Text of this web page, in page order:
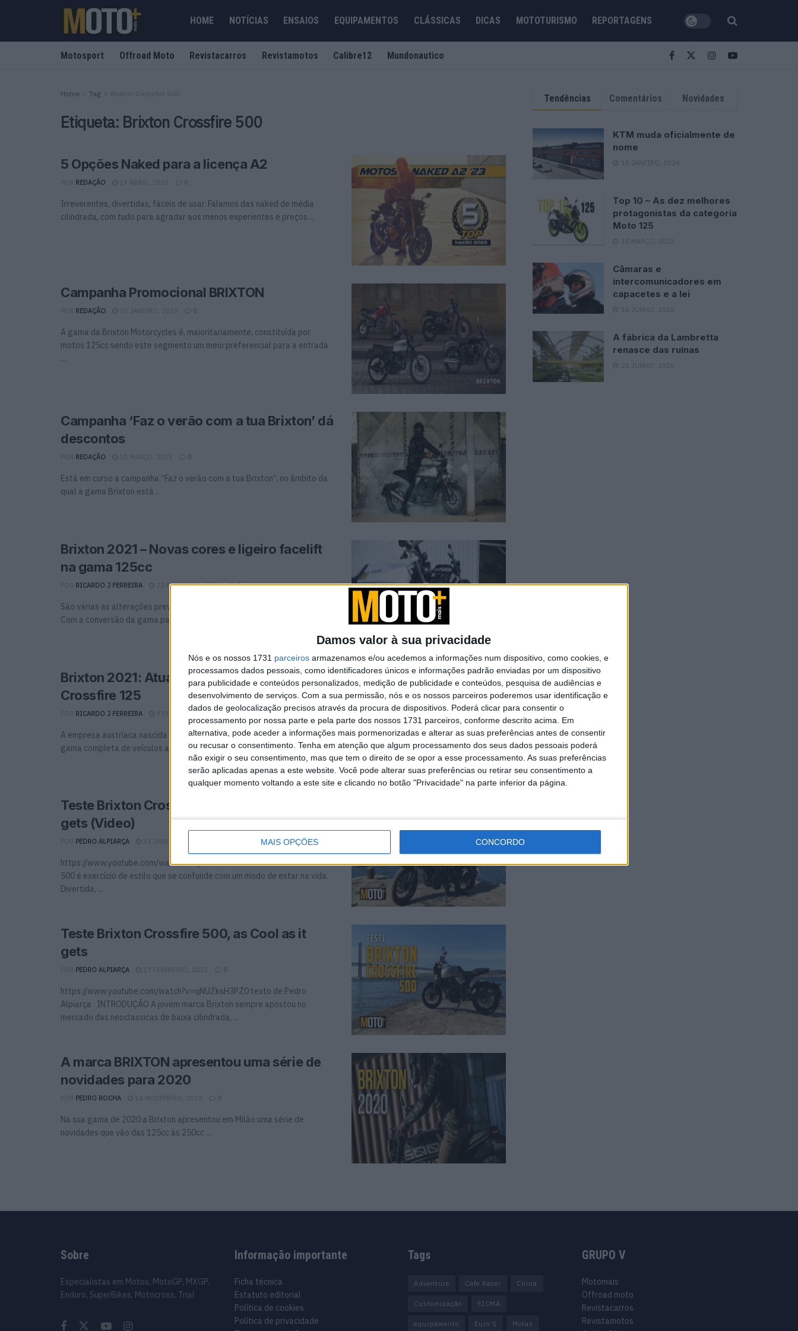
Damos valor à sua privacidade
Nós e os nossos 1731 parceiros armazenamos e/ou acedemos a informações num dispositivo, como cookies, e
processamos dados pessoais, como identificadores únicos e informações padrão enviadas por um dispositivo
para publicidade e conteúdos personalizados, medição de publicidade e conteúdos, pesquisa de audiências e
desenvolvimento de serviços. Com a sua permissão, nós e os nossos parceiros poderemos usar identificação e
dados de geolocalização precisos através da procura de dispositivos. Poderá clicar para consentir o
processamento por nossa parte e pela parte dos nossos 1731 parceiros, conforme descrito acima. Em
alternativa, pode aceder a informações mais pormenorizadas e alterar as suas preferências antes de consentir
ou recusar o consentimento. Tenha em atenção que algum processamento dos seus dados pessoais poderá
não exigir o seu consentimento, mas que tem o direito de se opor a esse processamento. As suas preferências
serão aplicadas apenas a este website. Você pode alterar suas preferências ou retirar seu consentimento a
qualquer momento voltando a este site e clicando no botão "Privacidade" na parte inferior da página.
MAIS OPÇÕES CONCORDO
HOME NOTÍCIAS ENSAIOS EQUIPAMENTOS CLÁSSICAS DICAS MOTOTURISMO REPORTAGENS
Motosport Offroad Moto Revistacarros Revistamotos Calibre12 Mundonautico
Home Tag Brixton Crossfire 500
Etiqueta: Brixton Crossfire 500
5 Opções Naked para a licença A2
REDAÇÃO 19 ABRIL, 2023 0
Irreverentes, divertidas, fáceis de usar. Falamos das naked de média
cilindrada, com tudo para agradar aos menos experientes e preços ...
Campanha Promocional BRIXTON
REDAÇÃO 30 JANEIRO, 2025 0
A gama da Brixton Motorcycles é, maioritariamente, constituída por
motos 125cc sendo este segmento um meio preferencial para a entrada
...
Campanha ‘Faz o verão com a tua Brixton’ dá
descontos
REDAÇÃO 10 MARÇO, 2023 0
Está em curso a campanha “Faz o verão com a tua Brixton”, no âmbito da
qual a gama Brixton está ...
Brixton 2021 – Novas cores e ligeiro facelift
na gama 125cc
RICARDO J FERREIRA 22 FEVEREIRO, 2021 0
São várias as alterações previstas na gama 2021 da Brixton Motorcycles.
Com a conversão da gama para Euro 5, a ...
Brixton 2021: Atualização da gama e nova
Crossfire 125
RICARDO J FERREIRA 9 FEVEREIRO, 2021 0
A empresa austríaca nascida em 2016 entra no primeiro ano com uma
gama completa de veículos até 500cc após a ...
Teste Brixton Crossfire 500, as Cool as it
gets (Video)
PEDRO ALPIARÇA 31 JANEIRO, 2025
https://www.youtube.com/watch?v=qNUZksH3PZ0 A Brixton Crossfire
500 é exercício de estilo que se confunde com um modo de estar na vida.
Divertida, ...
Teste Brixton Crossfire 500, as Cool as it
gets
PEDRO ALPIARÇA 17 FEVEREIRO, 2023 0
https://www.youtube.com/watch?v=qNUZksH3PZ0 texto de Pedro
Alpiarça INTRODUÇÃO A jovem marca Brixton sempre apostou no
mercado das neoclassicas de baixa cilindrada, ...
A marca BRIXTON apresentou uma série de
novidades para 2020
PEDRO ROCHA 14 NOVEMBRO, 2019 0
Na sua gama de 2020 a Brixton apresentou em Milão uma série de
novidades que vão das 125cc às 250cc ...
Tendências Comentários Novidades
KTM muda oficialmente de
nome
15 JANEIRO, 2026
Top 10 – As dez melhores
protagonistas da categoria
Moto 125
10 MARÇO, 2023
Câmaras e
intercomunicadores em
capacetes e a lei
16 JUNHO, 2026
A fábrica da Lambretta
renasce das ruínas
21 JUNHO, 2026
Sobre
Especialistas em Motos, MotoGP, MXGP,
Enduro, SuperBikes, Motocross, Trial
Informação importante
Ficha técnica
Estatuto editorial
Política de cookies
Política de privacidade
Tags
Adventure Cafe Racer China
Customização EICMA
equipamento Euro 5 Motas
GRUPO V
Motomais
Offroad moto
Revistacarros
Revistamotos